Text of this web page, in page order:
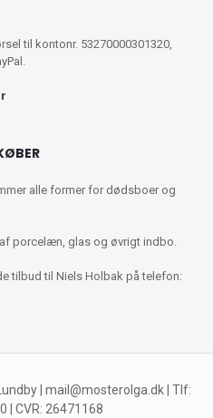
til kontonr. 53270000301320,
alle former for dødsboer og
porcelæn, glas og øvrigt indbo.
tilbud til Niels Holbak på telefon:
| mail@mosterolga.dk | Tlf:
| CVR: 26471168